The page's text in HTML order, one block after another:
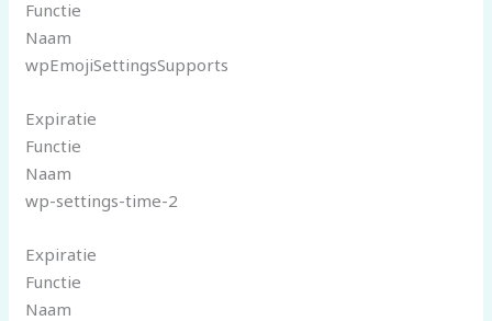
Functie
Naam
wpEmojiSettingsSupports
Expiratie
Functie
Naam
wp-settings-time-2
Expiratie
Functie
Naam